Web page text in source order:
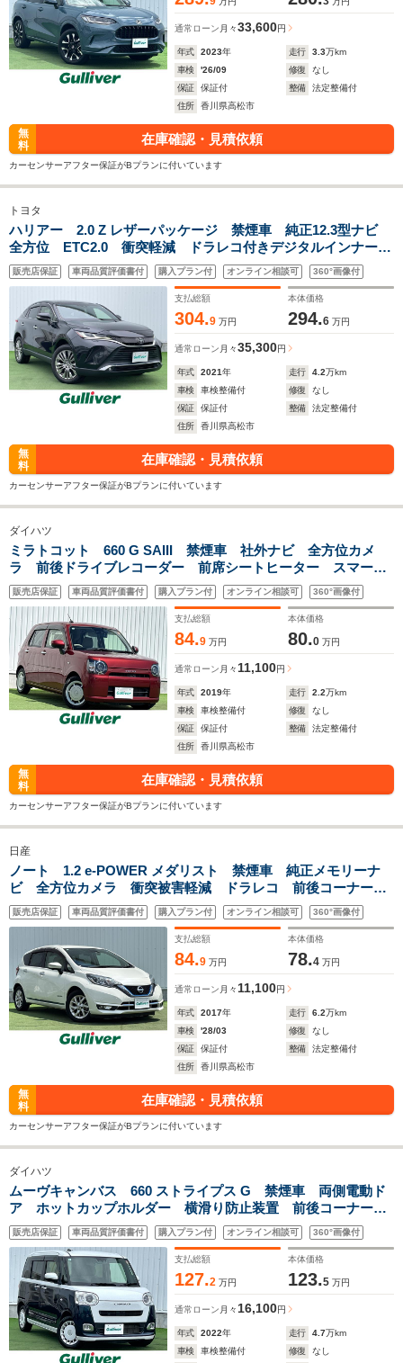
通常ローン 月々33,600円
年式 2023年 走行 3.3万km
車検
'26/09 修復
なし
保証
保証付 整備
法定整備付
住所
香川県高松市
無
料
在庫確認・見積依頼
カーセンサーアフター保証がBプランに付いています
トヨタ
ハリアー 2.0 Z レザーパッケージ 禁煙車 純正12.3型ナビ
全方位 ETC2.0 衝突軽減 ドラレコ付きデジタルインナーミ
ラー ヘッドアップディスプレイ 前後コーナーセンサー パ
ワーシート エアシート シートヒーター シートメモリー
販売店保証 車両品質評価書付 購入プラン付 オンライン相談可 360°画像付
支払総額
304.9 万円
本体価格
294.6 万円
通常ローン 月々35,300円
年式 2021年 走行 4.2万km
車検
車検整備付 修復
なし
保証
保証付 整備
法定整備付
住所
香川県高松市
無
料
在庫確認・見積依頼
カーセンサーアフター保証がBプランに付いています
ダイハツ
ミラトコット 660 G SAIII 禁煙車 社外ナビ 全方位カメ
ラ 前後ドライブレコーダー 前席シートヒーター スマート
アシストIII 純正ホイルキャップ ETC スマートキー2本 プ
ッシュスタート USB入力端子 エアバック BT接続
販売店保証 車両品質評価書付 購入プラン付 オンライン相談可 360°画像付
支払総額
84.9 万円
本体価格
80.0 万円
通常ローン 月々 11,100円
年式 2019年 走行 2.2万km
車検
車検整備付 修復
なし
保証
保証付 整備
法定整備付
住所
香川県高松市
無
料
在庫確認・見積依頼
カーセンサーアフター保証がBプランに付いています
日産
ノート 1.2 e-POWER メダリスト 禁煙車 純正メモリーナ
ビ 全方位カメラ 衝突被害軽減 ドラレコ 前後コーナーセ
ンサー LEDヘッドライト フォグランプ ウィンカーミラ
ー ISOFIX Bluetooth 革巻きステアリング ETC
販売店保証 車両品質評価書付 購入プラン付 オンライン相談可 360°画像付
支払総額
84.9 万円
本体価格
78.4 万円
通常ローン 月々 11,100円
年式 2017年 走行 6.2万km
車検
'28/03 修復
なし
保証
保証付 整備
法定整備付
住所
香川県高松市
無
料
在庫確認・見積依頼
カーセンサーアフター保証がBプランに付いています
ダイハツ
ムーヴキャンバス 660 ストライプス G 禁煙車 両側電動ド
ア ホットカップホルダー 横滑り防止装置 前後コーナーセ
ンサー 前席シートヒーター ETC アイドリングストップ
スマートキー ベンチシート LEDオートヘッドライト
ISOFIX
販売店保証 車両品質評価書付 購入プラン付 オンライン相談可 360°画像付
支払総額
127.2 万円
本体価格
123.5 万円
通常ローン 月々 16,100円
年式 2022年 走行 4.7万km
車検
車検整備付 修復
なし